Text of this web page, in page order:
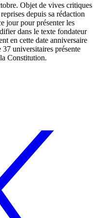
Objet de vives critiques
depuis sa rédaction
jour pour présenter les
dans le texte fondateur
en cette date anniversaire
universitaires présente
Constitution.